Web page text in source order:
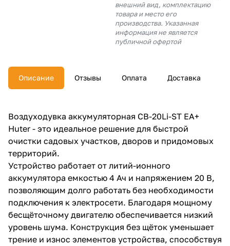
внешний вид, комплектацию
товара и место его
производства. Указанная
информация не является
публичной офертой
Описание Отзывы Оплата Доставка
Воздуходувка аккумуляторная CB-20Li-ST EA+
Huter - это идеальное решение для быстрой
очистки садовых участков, дворов и придомовых
территорий.
Устройство работает от литий-ионного
аккумулятора емкостью 4 Ач и напряжением 20 В,
позволяющим долго работать без необходимости
подключения к электросети. Благодаря мощному
бесщёточному двигателю обеспечивается низкий
уровень шума. Конструкция без щёток уменьшает
трение и износ элементов устройства, способствуя
раз в 2
недели